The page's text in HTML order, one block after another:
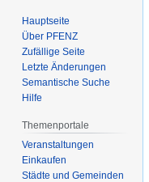
Hauptseite
Über PFENZ
Zufällige Seite
Letzte Änderungen
Semantische Suche
Hilfe
Themenportale
Veranstaltungen
Einkaufen
Städte und Gemeinden